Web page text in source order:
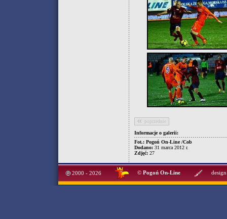
poprzednie
Informacje o galerii:
Fot.: Pogoń On-Line /Cob
Dodano: 31 marca 2012 r.
Zdjęć: 27
2000 - 2026 © Pogoń On-Line